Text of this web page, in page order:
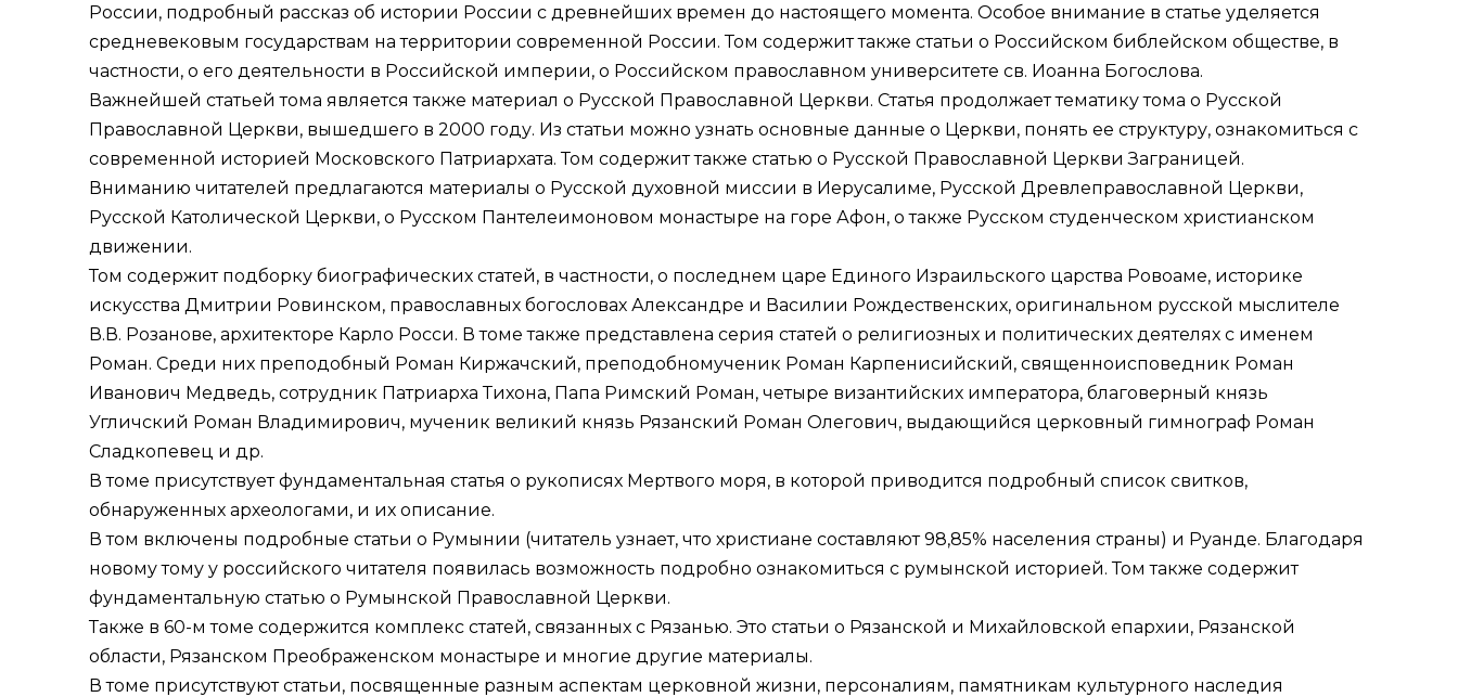
России, подробный рассказ об истории России с древнейших времен до настоящего момента. Особое внимание в статье уделяется
средневековым государствам на территории современной России. Том содержит также статьи о Российском библейском обществе, в
частности, о его деятельности в Российской империи, о Российском православном университете св. Иоанна Богослова.
Важнейшей статьей тома является также материал о Русской Православной Церкви. Статья продолжает тематику тома о Русской
Православной Церкви, вышедшего в 2000 году. Из статьи можно узнать основные данные о Церкви, понять ее структуру, ознакомиться с
современной историей Московского Патриархата. Том содержит также статью о Русской Православной Церкви Заграницей.
Вниманию читателей предлагаются материалы о Русской духовной миссии в Иерусалиме, Русской Древлеправославной Церкви,
Русской Католической Церкви, о Русском Пантелеимоновом монастыре на горе Афон, о также Русском студенческом христианском
движении.
Том содержит подборку биографических статей, в частности, о последнем царе Единого Израильского царства Ровоаме, историке
искусства Дмитрии Ровинском, православных богословах Александре и Василии Рождественских, оригинальном русской мыслителе
В.В. Розанове, архитекторе Карло Росси. В томе также представлена серия статей о религиозных и политических деятелях с именем
Роман. Среди них преподобный Роман Киржачский, преподобномученик Роман Карпенисийский, священноисповедник Роман
Иванович Медведь, сотрудник Патриарха Тихона, Папа Римский Роман, четыре византийских императора, благоверный князь
Угличский Роман Владимирович, мученик великий князь Рязанский Роман Олегович, выдающийся церковный гимнограф Роман
Сладкопевец и др.
В томе присутствует фундаментальная статья о рукописях Мертвого моря, в которой приводится подробный список свитков,
обнаруженных археологами, и их описание.
В том включены подробные статьи о Румынии (читатель узнает, что христиане составляют 98,85% населения страны) и Руанде. Благодаря
новому тому у российского читателя появилась возможность подробно ознакомиться с румынской историей. Том также содержит
фундаментальную статью о Румынской Православной Церкви.
Также в 60-м томе содержится комплекс статей, связанных с Рязанью. Это статьи о Рязанской и Михайловской епархии, Рязанской
области, Рязанском Преображенском монастыре и многие другие материалы.
В томе присутствуют статьи, посвященные разным аспектам церковной жизни, персоналиям, памятникам культурного наследия